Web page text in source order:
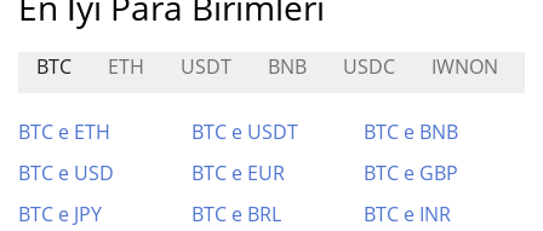
BTC ETH USDT BNB USDC IWNON
BTC e ETH BTC e USDT
BTC e BNB
BTC e USD
BTC e EUR
BTC e GBP
BTC e JPY
BTC e BRL
BTC e INR